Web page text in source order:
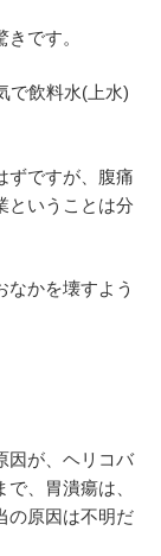
です。
で飲料水(上水)
ずですが、腹痛
ということは分
なかを壊すよう
因が、ヘリコバ
、胃潰瘍は、
の原因は不明だ